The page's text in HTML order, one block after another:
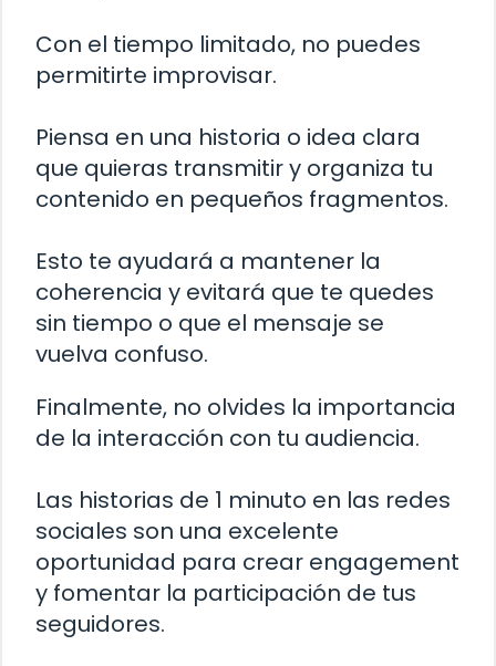
Con el tiempo limitado, no puedes
permitirte improvisar.
Piensa en una historia o idea clara
que quieras transmitir y organiza tu
contenido en pequeños fragmentos.
Esto te ayudará a mantener la
coherencia y evitará que te quedes
sin tiempo o que el mensaje se
vuelva confuso.
Finalmente, no olvides la importancia
de la interacción con tu audiencia.
Las historias de 1 minuto en las redes
sociales son una excelente
oportunidad para crear engagement
y fomentar la participación de tus
seguidores.